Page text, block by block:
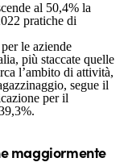
al 50,4% la
pratiche di
le aziende
più staccate quelle
l’ambito di attività,
segue il
per il
maggiormente